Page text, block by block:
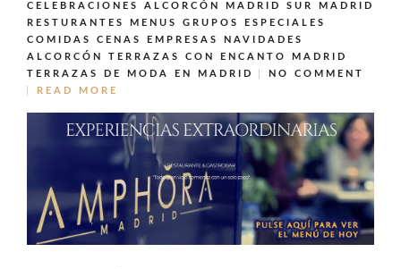
CELEBRACIONES ALCORCÓN MADRID SUR MADRID
RESTURANTES MENUS GRUPOS ESPECIALES
COMIDAS CENAS EMPRESAS NAVIDADES
ALCORCÓN
TERRAZAS CON ENCANTO MADRID
TERRAZAS DE MODA EN MADRID
NO COMMENT
READ MORE